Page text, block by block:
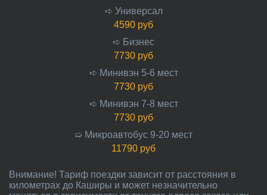
➪ Универсал
4590 руб
➪ Бизнес
7730 руб
➪ Минивэн 5-6 мест
7730 руб
➪ Минивэн 7-8 мест
7730 руб
➯ Микроавтобус 9-20 мест
11790 руб
Внимание! Тариф поездки зависит от расстояния в
километрах до Каширы и может незначительно